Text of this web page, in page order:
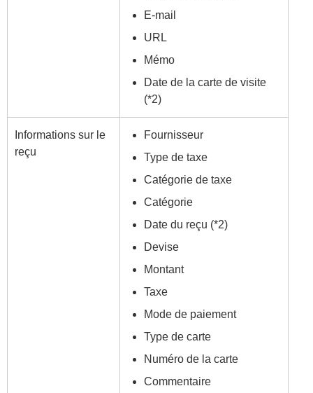
E-mail
URL
Mémo
Date de la carte de visite
(*2)
Informations sur le
reçu
Fournisseur
Type de taxe
Catégorie de taxe
Catégorie
Date du reçu (*2)
Devise
Montant
Taxe
Mode de paiement
Type de carte
Numéro de la carte
Commentaire